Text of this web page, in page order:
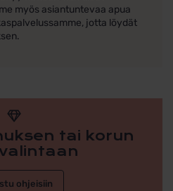
myös asiantuntevaa apua
jotta löydät
tai korun
ohjeisiin